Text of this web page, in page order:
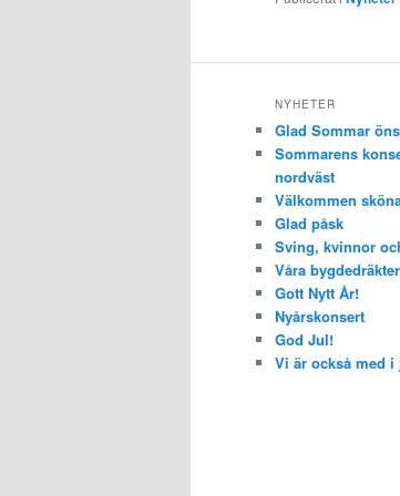
NYHETER
Glad Sommar
Sommarens
nordväst
Välkommen
Glad påsk
Sving, kvinnor
Våra bygdedräkter
Gott Nytt År!
Nyårskonsert
God Jul!
Vi är också med i